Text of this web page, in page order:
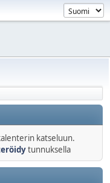
katseluun.
tunnuksella